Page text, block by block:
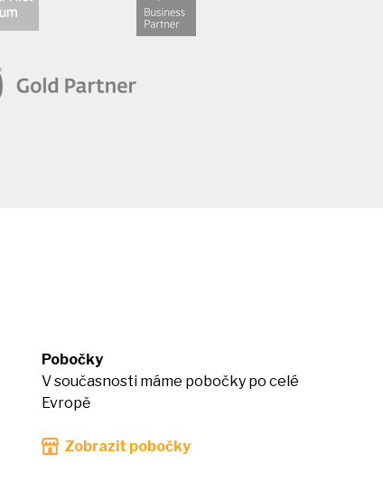
Pobočky
V současnosti máme pobočky po celé
Evropě
Zobrazit pobočky